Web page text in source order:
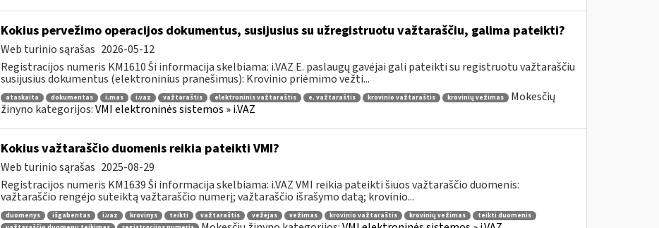
Kokius pervežimo operacijos dokumentus, susijusius su užregistruotu važtaraščiu, galima pateikti?
Web turinio sąrašas 2026-05-12
Registracijos numeris KM1610 Ši informacija skelbiama: i.VAZ E. paslaugų gavėjai gali pateikti su registruotu važtaraščiu
susijusius dokumentus (elektroninius pranešimus): Krovinio priėmimo vežti...
ataskaita dokumentas i.mas i.vaz važtaraštis elektroninis važtaraštis e. važtaraštis krovinio važtaraštis krovinių vežimas
Mokesčių
žinyno kategorijos:VMI elektroninės sistemos » i.VAZ
Kokius važtaraščio duomenis reikia pateikti VMI?
Web turinio sąrašas 2025-08-29
Registracijos numeris KM1639 Ši informacija skelbiama: i.VAZ VMI reikia pateikti šiuos važtaraščio duomenis:
važtaraščio rengėjo suteiktą važtaraščio numerį; važtaraščio išrašymo datą; krovinio...
duomenys išgabentas i.vaz krovinys teikti važtaraštis vežėjas vežimas krovinio važtaraštis krovinių vežimas
teikti duomenis